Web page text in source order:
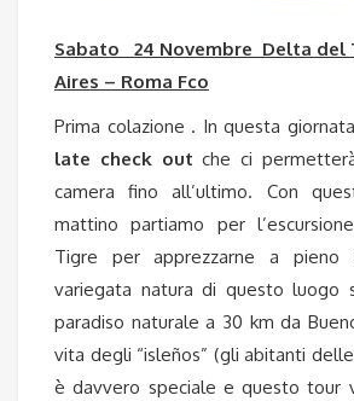
Sabato 24 Novembre Delta del
Aires – Roma Fco
Prima colazione . In questa
late check out che ci
camera fino all’ultimo. Con
mattino partiamo per
Tigre per apprezzarne a pieno
variegata natura di questo luogo
paradiso naturale a 30 km da
vita degli “isleños” (gli abitanti
è davvero speciale e questo tour